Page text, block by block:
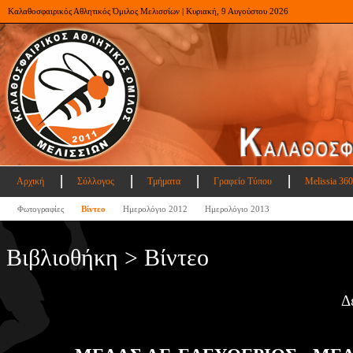
Καλαθοσφαιρικός Αθλητικός Όμιλος Μελισσίων | Κυριακή, 9 Αυγούστου 2026
Αρχική Σύλλογος Τμήματα Γραφείο Τύπου Melissia
Φωτογραφίες Βίντεο Ημερολόγιο 2012 Ημερολόγιο 2013
Βιβλιοθήκη > Βίντεο